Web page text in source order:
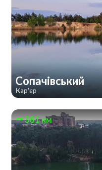
Сопачівський
Кар'єр
381 км